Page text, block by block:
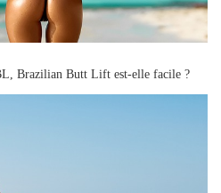
Brazilian Butt Lift est-elle facile ?